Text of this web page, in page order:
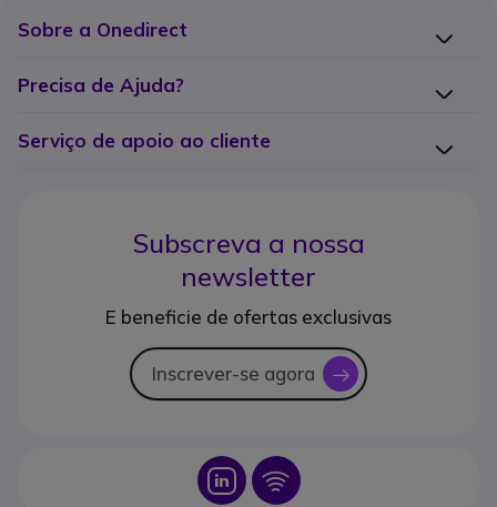
Sobre a Onedirect
Precisa de Ajuda?
Serviço de apoio ao cliente
Subscreva a nossa
newsletter
E beneficie de ofertas exclusivas
Inscrever-se agora icon
Icon Icon